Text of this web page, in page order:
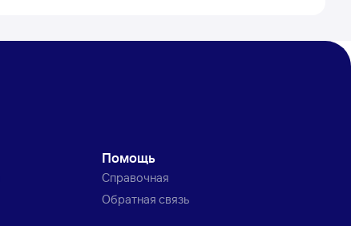
Помощь
Справочная
Обратная связь